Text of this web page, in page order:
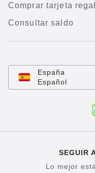
Comprar tarjeta
Consultar saldo
España
Español
SEGUIR
Lo mejor